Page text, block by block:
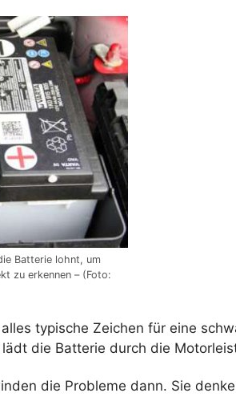
Batterie lohnt, um
zu erkennen – (Foto:
typische Zeichen für eine
die Batterie durch die
die Probleme dann. Sie